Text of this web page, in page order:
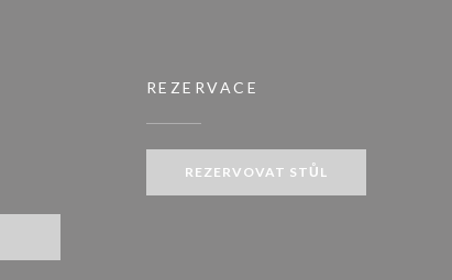
REZERVACE
REZERVOVAT STŮL